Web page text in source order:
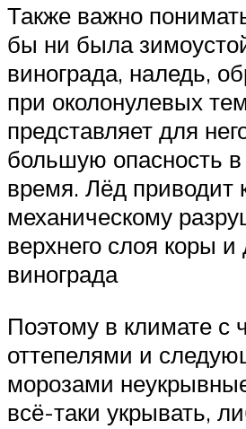
Также важно
бы ни была
винограда, наледь,
при околонулевых
представляет для
большую опасность
время. Лёд приводит
механическому
верхнего слоя коры
винограда
Поэтому в климате с
оттепелями и
морозами
всё-таки укрывать,